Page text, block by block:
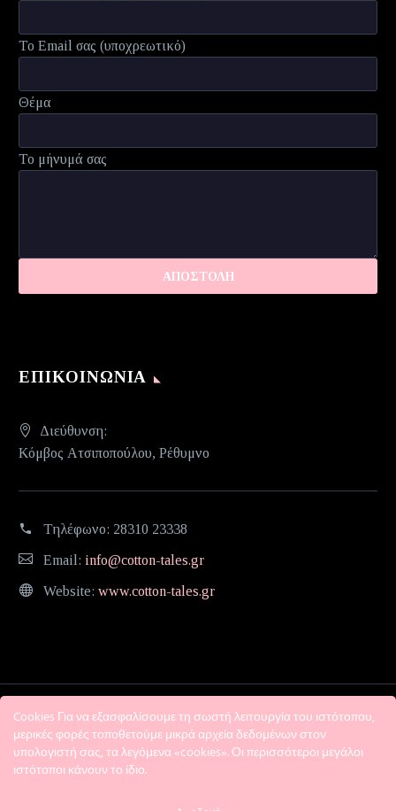
Το Email σας (υποχρεωτικό)
Θέμα
Το μήνυμά σας
ΕΠΙΚΟΙΝΩΝΊΑ
Διεύθυνση:
Κόμβος Ατσιποπούλου, Ρέθυμνο
Τηλέφωνο: 28310 23338
Email: info@cotton-tales.gr
Website: www.cotton-tales.gr
Cookies Για να εξασφαλίσουμε τη σωστή λειτουργία του ιστότοπου,
μερικές φορές τοποθετούμε μικρά αρχεία δεδομένων στον
υπολογιστή σας, τα λεγόμενα «cookies». Οι περισσότεροι μεγάλοι
ιστότοποι κάνουν το ίδιο.